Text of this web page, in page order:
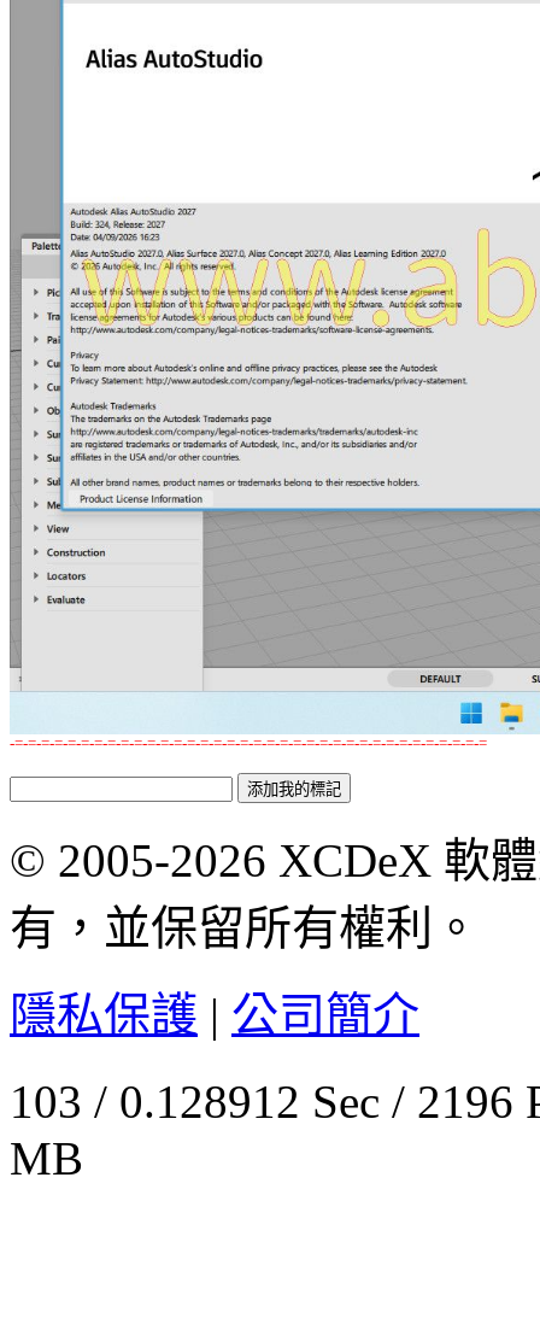
-=-=-=-=-=-=-=-=-=-=-=-=-=-=-=-=-=-=-=-=-=-=-=-=-=-=-=-=-=-=-=-=-=-=-=-=
© 2005-2026 XCDeX 軟
有，並保留所有權利。
隱私保護 | 公司簡介
103 / 0.128912 Sec /
MB